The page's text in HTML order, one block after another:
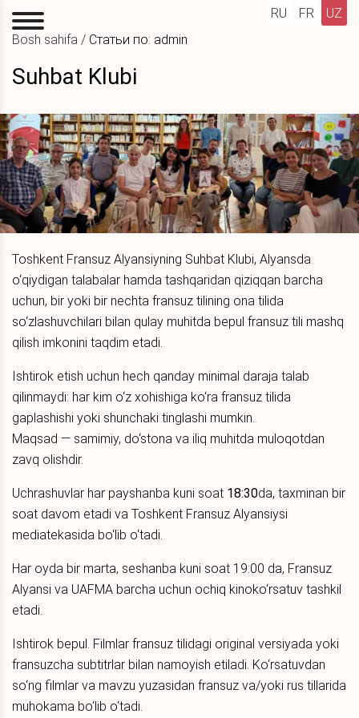
RU FR
UZ
Bosh sahifa / Статьи по: admin
Suhbat Klubi
Toshkent Fransuz Alyansiyning Suhbat Klubi, Alyansda
o‘qiydigan talabalar hamda tashqaridan qiziqqan barcha
uchun, bir yoki bir nechta fransuz tilining ona tilida
so‘zlashuvchilari bilan qulay muhitda bepul fransuz tili mashq
qilish imkonini taqdim etadi.
Ishtirok etish uchun hech qanday minimal daraja talab
qilinmaydi: har kim o‘z xohishiga ko‘ra fransuz tilida
gaplashishi yoki shunchaki tinglashi mumkin.
Maqsad — samimiy, do‘stona va iliq muhitda muloqotdan
zavq olishdir.
Uchrashuvlar har payshanba kuni soat 18:30da, taxminan bir
soat davom etadi va Toshkent Fransuz Alyansiysi
mediatekasida bo‘lib o‘tadi.
Har oyda bir marta, seshanba kuni soat 19:00 da, Fransuz
Alyansi va UAFMA barcha uchun ochiq kinoko‘rsatuv tashkil
etadi.
Ishtirok bepul. Filmlar fransuz tilidagi original versiyada yoki
fransuzcha subtitrlar bilan namoyish etiladi. Ko‘rsatuvdan
so‘ng filmlar va mavzu yuzasidan fransuz va/yoki rus tillarida
muhokama bo‘lib o‘tadi.